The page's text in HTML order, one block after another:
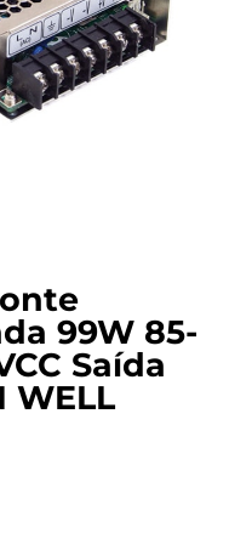
99W 85-
Saída
WELL